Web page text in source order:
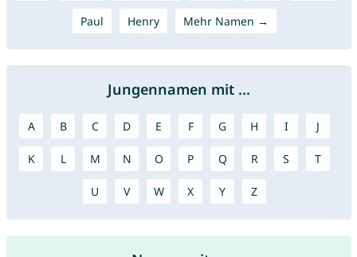
Paul Henry Mehr Namen →
Jungennamen mit ...
A B C D E F G H I J
K L M N O P Q R S T
U V W X Y Z